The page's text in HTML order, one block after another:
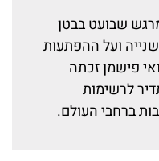
שבועט בבטן
ועל ההפתעות
פישמן זכתה
לרשימות
ברחבי העולם.